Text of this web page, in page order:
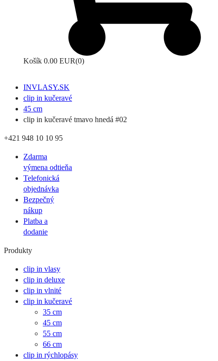
Košík 0.00 EUR(0)
INVLASY.SK
clip in kučeravé
45 cm
clip in kučeravé tmavo hnedá #02
+421 948 10 10 95
Zdarma
výmena odtieňa
Telefonická
objednávka
Bezpečný
nákup
Platba a
dodanie
Produkty
clip in vlasy
clip in deluxe
clip in vlnité
clip in kučeravé
35 cm
45 cm
55 cm
66 cm
clip in rýchlopásy